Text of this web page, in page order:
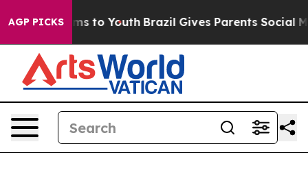
AGP PICKS
Harms to Youth Brazil Gives Parents Social